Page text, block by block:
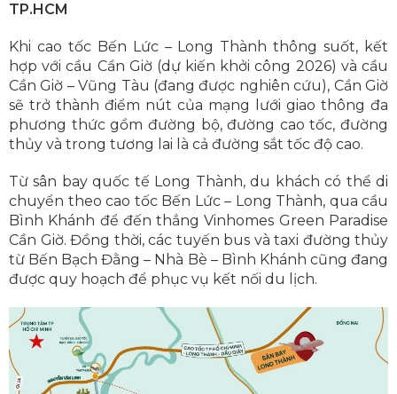
TP.HCM
Khi cao tốc Bến Lức – Long Thành thông suốt, kết
hợp với cầu Cần Giờ (dự kiến khởi công 2026) và cầu
Cần Giờ – Vũng Tàu (đang được nghiên cứu), Cần Giờ
sẽ trở thành điểm nút của mạng lưới giao thông đa
phương thức gồm đường bộ, đường cao tốc, đường
thủy và trong tương lai là cả đường sắt tốc độ cao.
Từ sân bay quốc tế Long Thành, du khách có thể di
chuyển theo cao tốc Bến Lức – Long Thành, qua cầu
Bình Khánh để đến thẳng Vinhomes Green Paradise
Cần Giờ. Đồng thời, các tuyến bus và taxi đường thủy
từ Bến Bạch Đằng – Nhà Bè – Bình Khánh cũng đang
được quy hoạch để phục vụ kết nối du lịch.